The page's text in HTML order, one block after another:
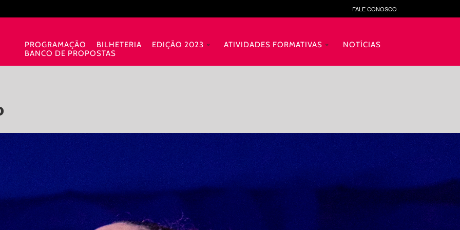
FALE CONOSCO
PROGRAMAÇÃO BILHETERIA EDIÇÃO 2023 ATIVIDADES FORMATIVAS
NOTÍCIAS
BANCO DE PROPOSTAS